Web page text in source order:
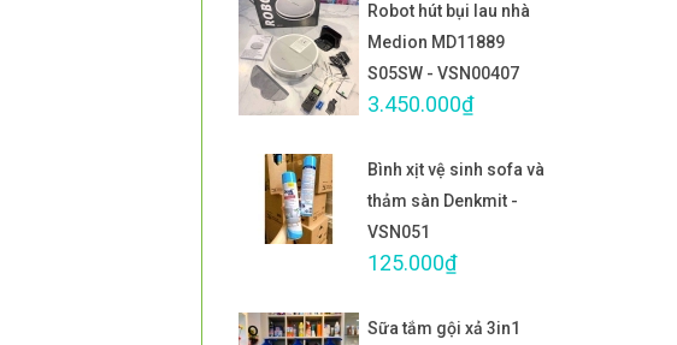
Robot hút bụi lau nhà
Medion MD11889
S05SW - VSN00407
3.450.000₫
Bình xịt vệ sinh sofa và
thảm sàn Denkmit -
VSN051
125.000₫
Sữa tắm gội xả 3in1